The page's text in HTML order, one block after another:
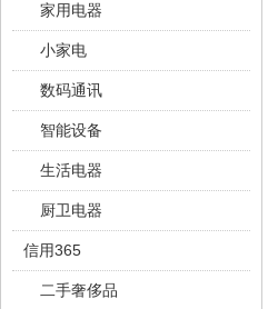
家用电器
小家电
数码通讯
智能设备
生活电器
厨卫电器
信用365
二手奢侈品